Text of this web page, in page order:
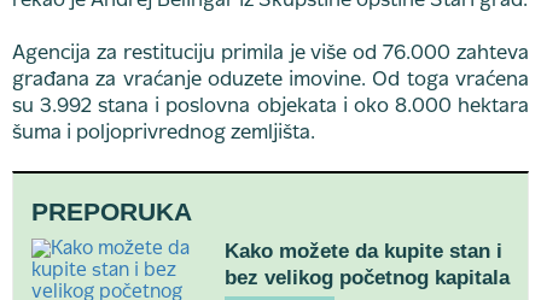
Agencija za restituciju primila je više od 76.000 zahteva
građana za vraćanje oduzete imovine. Od toga vraćena
su 3.992 stana i poslovna objekata i oko 8.000 hektara
šuma i poljoprivrednog zemljišta.
PREPORUKA
Kako možete da kupite stan i
bez velikog početnog kapitala